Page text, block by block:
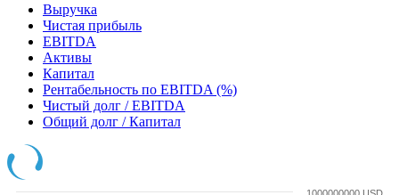
Выручка
Чистая прибыль
EBITDA
Активы
Капитал
Рентабельность по EBITDA (%)
Чистый долг / EBITDA
Общий долг / Капитал